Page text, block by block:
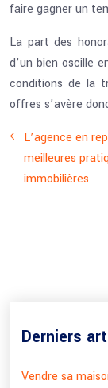
faire gagner un
La part des
d’un bien oscille
conditions de la
offres s’avère
L’agence en
meilleures
immobilières
Derniers
Vendre sa